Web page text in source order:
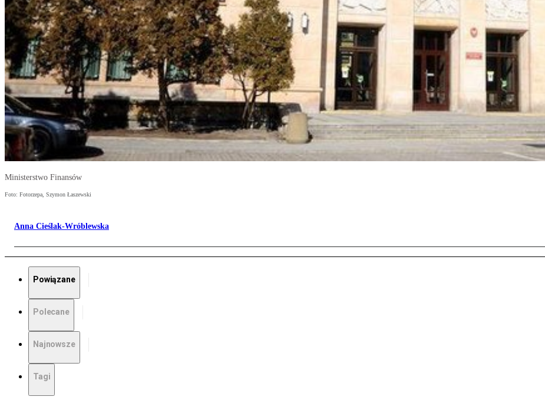
Ministerstwo Finansów
Foto: Fotorzepa, Szymon Łaszewski
Anna Cieślak-Wróblewska
Powiązane
Polecane
Najnowsze
Tagi